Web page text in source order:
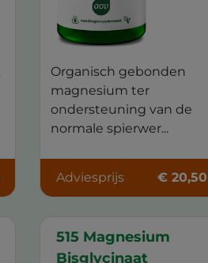
Organisch gebonden
magnesium ter
ondersteuning van de
normale spierwer...
Adviesprijs € 20,50
515 Magnesium
Bisglycinaat